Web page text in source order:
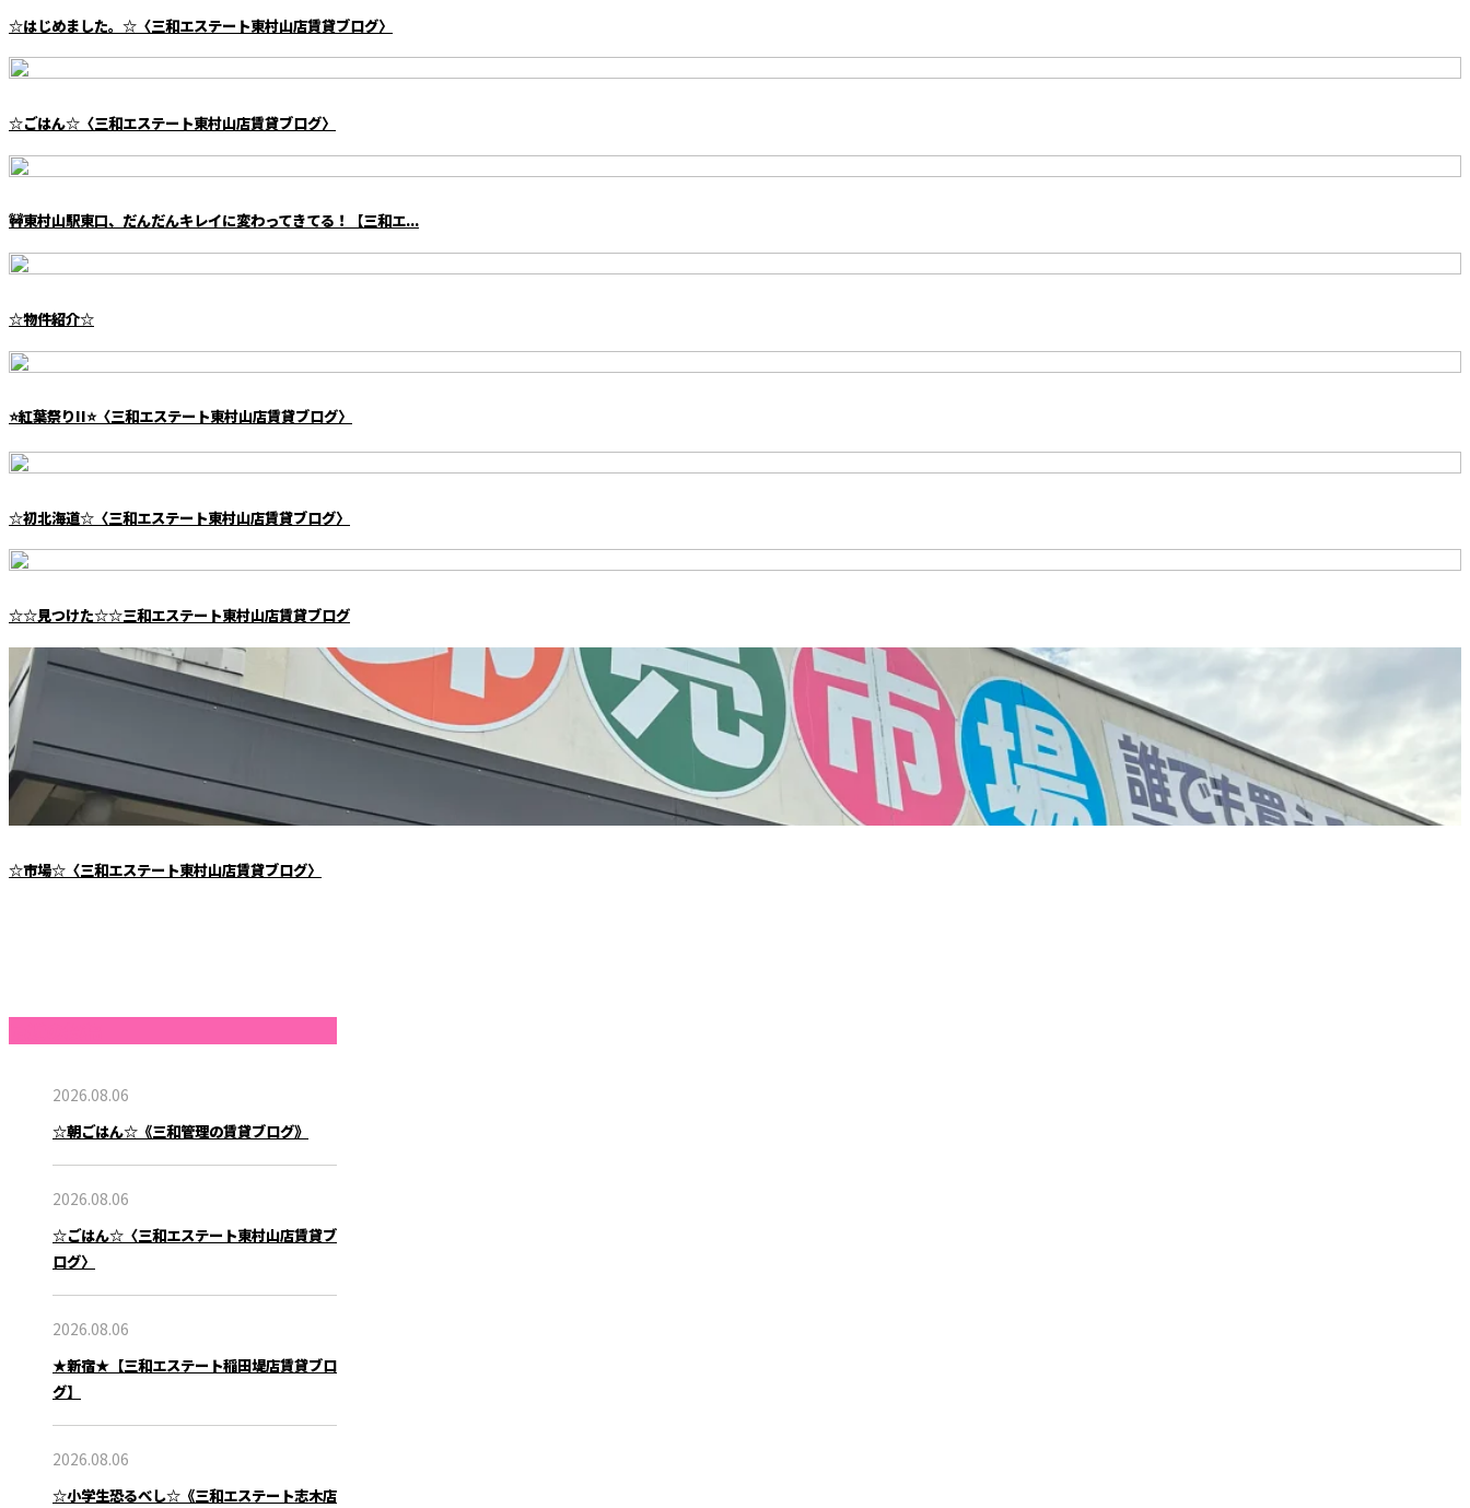
☆はじめました。☆〈三和エステート東村山店賃貸ブログ〉
☆ごはん☆〈三和エステート東村山店賃貸ブログ〉
🚧東村山駅東口、だんだんキレイに変わってきてる！【三和エ...
☆物件紹介☆
⭐️紅葉祭りII⭐️〈三和エステート東村山店賃貸ブログ〉
☆初北海道☆〈三和エステート東村山店賃貸ブログ〉
☆☆見つけた☆☆三和エステート東村山店賃貸ブログ
☆市場☆〈三和エステート東村山店賃貸ブログ〉
2026.08.06
☆朝ごはん☆《三和管理の賃貸ブログ》
2026.08.06
☆ごはん☆〈三和エステート東村山店賃貸ブ
ログ〉
2026.08.06
★新宿★【三和エステート稲田堤店賃貸ブロ
グ】
2026.08.06
☆小学生恐るべし☆《三和エステート志木店